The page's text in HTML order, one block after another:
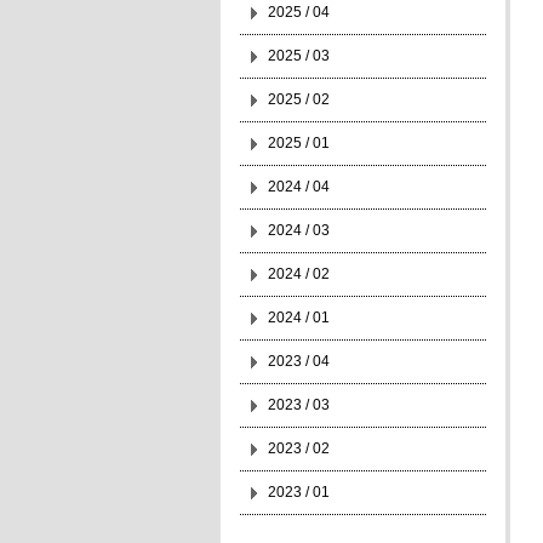
2025 / 04
2025 / 03
2025 / 02
2025 / 01
2024 / 04
2024 / 03
2024 / 02
2024 / 01
2023 / 04
2023 / 03
2023 / 02
2023 / 01